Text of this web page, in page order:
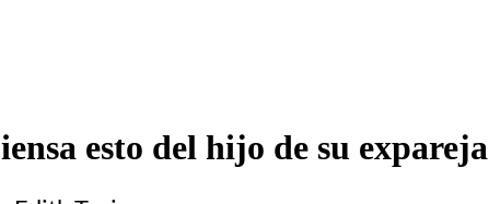
esto del hijo de su expareja